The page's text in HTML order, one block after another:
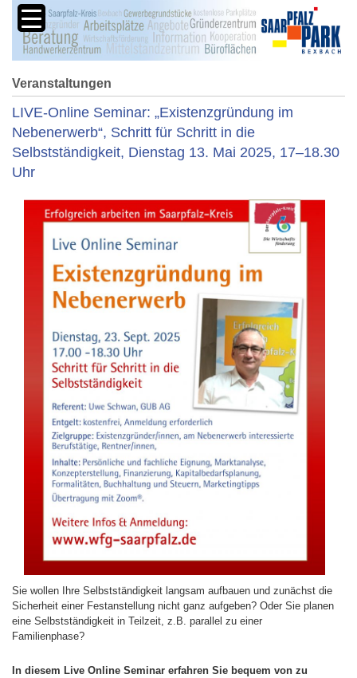
Veranstaltungen
LIVE-Online Seminar: „Existenzgründung im
Nebenerwerb“, Schritt für Schritt in die
Selbstständigkeit, Dienstag 13. Mai 2025, 17–18.30
Uhr
Sie wollen Ihre Selbstständigkeit langsam aufbauen und zunächst die
Sicherheit einer Festanstellung nicht ganz aufgeben? Oder Sie planen
eine Selbstständigkeit in Teilzeit, z.B. parallel zu einer
Familienphase?
In diesem Live Online Seminar erfahren Sie bequem von zu